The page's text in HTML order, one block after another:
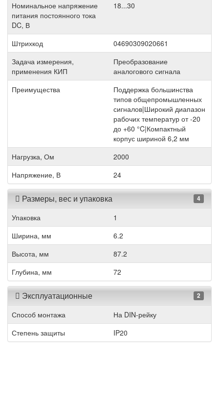
Номинальное напряжение
питания постоянного тока
DC, В
18...30
Штрихкод
04690309020661
Задача измерения,
применения КИП
Преобразование
аналогового сигнала
Преимущества
Поддержка большинства
типов общепромышленных
сигналов|Широкий диапазон
рабочих температур от -20
до +60 °C|Компактный
корпус шириной 6,2 мм
Нагрузка, Ом
2000
Напряжение, В
24
Размеры, вес и упаковка 4
Упаковка
1
Ширина, мм
6.2
Высота, мм
87.2
Глубина, мм
72
Эксплуатационные 2
Способ монтажа
На DIN-рейку
Степень защиты
IP20